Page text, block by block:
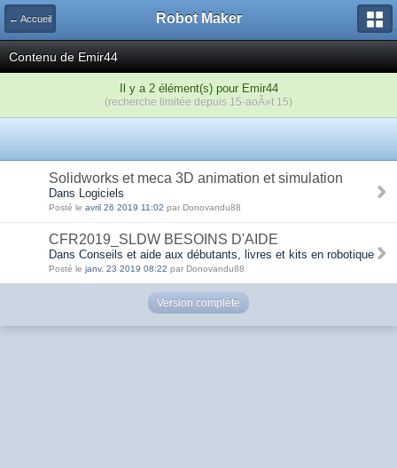
← Accueil Robot Maker
Contenu de Emir44
Il y a 2 élément(s) pour Emir44
(recherche limitée depuis 15-aoÃ»t 15)
Solidworks et meca 3D animation et simulation
Dans Logiciels
Posté le avril 26 2019 11:02 par Donovandu88
CFR2019_SLDW BESOINS D'AIDE
Dans Conseils et aide aux débutants, livres et kits en robotique
Posté le janv. 23 2019 08:22 par Donovandu88
Version complète